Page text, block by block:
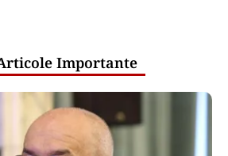
Importante